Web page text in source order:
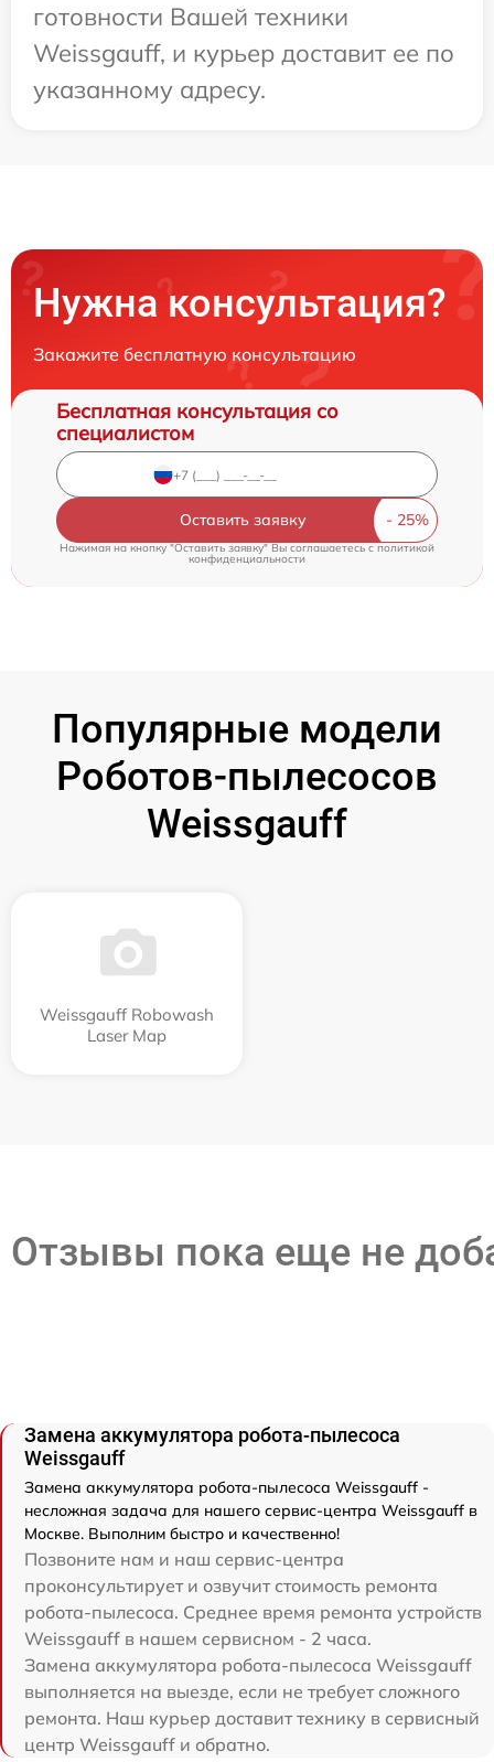
готовности Вашей техники
Weissgauff, и курьер доставит ее по
указанному адресу.
Нужна консультация?
Закажите бесплатную консультацию
Бесплатная консультация со
специалистом
Оставить заявку
Нажимая на кнопку "Оставить заявку" Вы соглашаетесь c политикой
конфиденциальности
Популярные модели
Роботов-пылесосов
Weissgauff
Weissgauff Robowash
Laser Map
Отзывы пока еще не
Замена аккумулятора робота-пылесоса
Weissgauff
Замена аккумулятора робота-пылесоса Weissgauff -
несложная задача для нашего сервис-центра Weissgauff в
Москве. Выполним быстро и качественно!
Позвоните нам и наш сервис-центра
проконсультирует и озвучит стоимость ремонта
робота-пылесоса. Среднее время ремонта устройств
Weissgauff в нашем сервисном - 2 часа.
Замена аккумулятора робота-пылесоса Weissgauff
выполняется на выезде, если не требует сложного
ремонта. Наш курьер доставит технику в сервисный
центр Weissgauff и обратно.